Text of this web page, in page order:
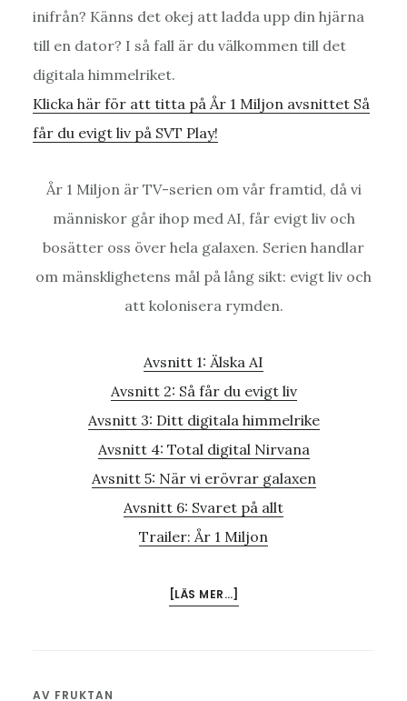
inifrån? Känns det okej att ladda upp din hjärna
till en dator? I så fall är du välkommen till det
digitala himmelriket.
Klicka här för att titta på År 1 Miljon avsnittet Så
får du evigt liv på SVT Play!
År 1 Miljon är TV-serien om vår framtid, då vi
människor går ihop med AI, får evigt liv och
bosätter oss över hela galaxen. Serien handlar
om mänsklighetens mål på lång sikt: evigt liv och
att kolonisera rymden.
Avsnitt 1: Älska AI
Avsnitt 2: Så får du evigt liv
Avsnitt 3: Ditt digitala himmelrike
Avsnitt 4: Total digital Nirvana
Avsnitt 5: När vi erövrar galaxen
Avsnitt 6: Svaret på allt
Trailer: År 1 Miljon
[LÄS MER…]
AV FRUKTAN